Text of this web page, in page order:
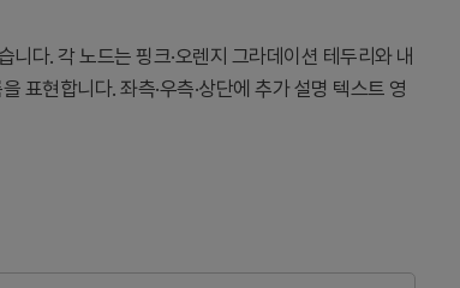
다. 각 노드는 핑크·오렌지 그라데이션 테두리와 내
표현합니다. 좌측·우측·상단에 추가 설명 텍스트 영